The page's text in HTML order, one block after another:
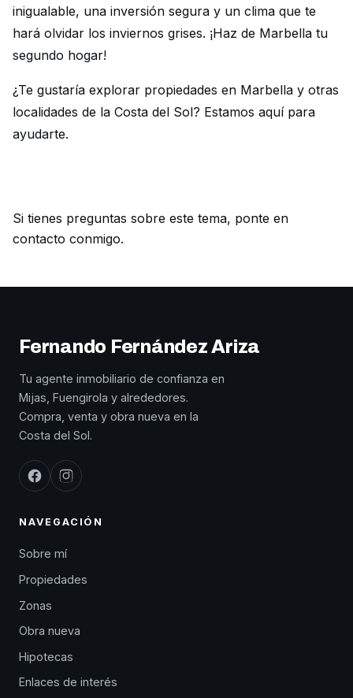
inigualable, una inversión segura y un clima que te
hará olvidar los inviernos grises. ¡Haz de Marbella tu
segundo hogar!
¿Te gustaría explorar propiedades en Marbella y otras
localidades de la Costa del Sol? Estamos aquí para
ayudarte.
Si tienes preguntas sobre este tema, ponte en
contacto conmigo.
Fernando Fernández Ariza
Tu agente inmobiliario de confianza en
Mijas, Fuengirola y alrededores.
Compra, venta y obra nueva en la
Costa del Sol.
NAVEGACIÓN
Sobre mí
Propiedades
Zonas
Obra nueva
Hipotecas
Enlaces de interés